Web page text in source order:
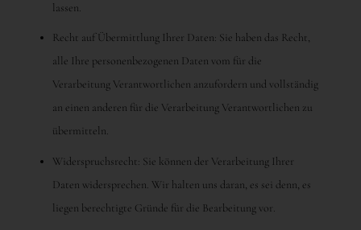
lassen.
Recht auf Übermittlung Ihrer Daten: Sie haben das Recht,
alle Ihre personenbezogenen Daten vom für die
Verarbeitung Verantwortlichen anzufordern und vollständig
an einen anderen für die Verarbeitung Verantwortlichen zu
übermitteln.
Widerspruchsrecht: Sie können der Verarbeitung Ihrer
Daten widersprechen. Wir halten uns daran, es sei denn, es
liegen berechtigte Gründe für die Bearbeitung vor.